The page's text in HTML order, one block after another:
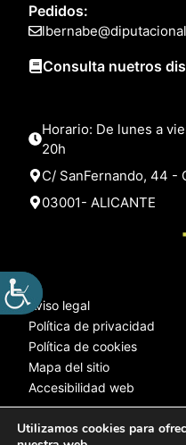
Pedidos:
Consulta nuetros
Horario: De lunes a
20h
C/ SanFernando, 44 -
03001- ALICANTE
Aviso legal
Política de privacidad
Política de cookies
Mapa del sitio
Accesibilidad web
Utilizamos cookies para